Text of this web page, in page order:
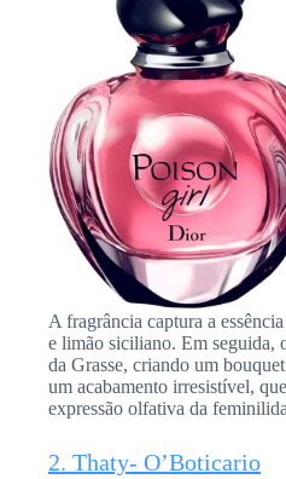
A fragrância captura a
e limão siciliano. Em seguida,
da Grasse, criando um
um acabamento irresistível,
expressão olfativa da
2. Thaty- O’Boticario